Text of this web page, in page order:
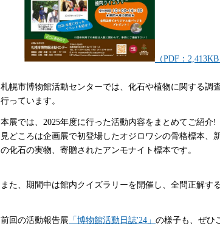
（PDF：2,413KB
札幌市博物館活動センターでは、化石や植物に関する調
行っています。
本展では、2025年度に行った活動内容をまとめてご紹介!
見どころは企画展で初登場したオジロワシの骨格標本
の化石の実物、寄贈されたアンモナイト標本です。
また、期間中は館内クイズラリーを開催し、全問正解す
前回の活動報告展 「博物館活動日誌'24」 の様子も、ぜひ